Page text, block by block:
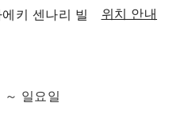
키 센나리 빌
위치 안내
～ 일요일